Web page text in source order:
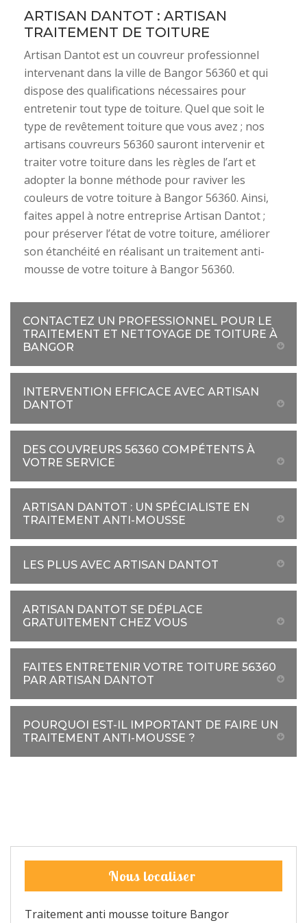
ARTISAN DANTOT : ARTISAN
TRAITEMENT DE TOITURE
Artisan Dantot est un couvreur professionnel
intervenant dans la ville de Bangor 56360 et qui
dispose des qualifications nécessaires pour
entretenir tout type de toiture. Quel que soit le
type de revêtement toiture que vous avez ; nos
artisans couvreurs 56360 sauront intervenir et
traiter votre toiture dans les règles de l’art et
adopter la bonne méthode pour raviver les
couleurs de votre toiture à Bangor 56360. Ainsi,
faites appel à notre entreprise Artisan Dantot ;
pour préserver l’état de votre toiture, améliorer
son étanchéité en réalisant un traitement anti-
mousse de votre toiture à Bangor 56360.
CONTACTEZ UN PROFESSIONNEL POUR LE
TRAITEMENT ET NETTOYAGE DE TOITURE À
BANGOR
INTERVENTION EFFICACE AVEC ARTISAN
DANTOT
DES COUVREURS 56360 COMPÉTENTS À
VOTRE SERVICE
ARTISAN DANTOT : UN SPÉCIALISTE EN
TRAITEMENT ANTI-MOUSSE
LES PLUS AVEC ARTISAN DANTOT
ARTISAN DANTOT SE DÉPLACE
GRATUITEMENT CHEZ VOUS
FAITES ENTRETENIR VOTRE TOITURE 56360
PAR ARTISAN DANTOT
POURQUOI EST-IL IMPORTANT DE FAIRE UN
TRAITEMENT ANTI-MOUSSE ?
Nous localiser
Traitement anti mousse toiture Bangor